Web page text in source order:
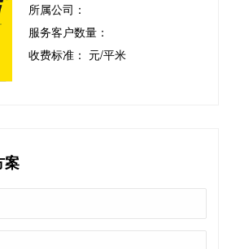
所属公司：
服务客户数量：
收费标准： 元/平米
案